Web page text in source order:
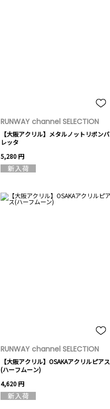
RUNWAY channel SELECTION
【大阪アクリル】メタルノットリボンバ
レッタ
5,280 円
RUNWAY channel SELECTION
【大阪アクリル】OSAKAアクリルピアス
(ハーフムーン)
4,620 円